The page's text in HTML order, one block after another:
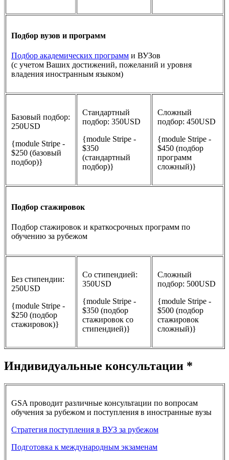
Подбор вузов и программ
Подбор академических программ и ВУЗов
(с учетом Ваших достижений, пожеланий и уровня
владения иностранным языком)
Базовый подбор:
250USD
{module Stripe -
$250 (базовый
подбор)}
Стандартный
подбор: 350USD
{module Stripe -
$350
(стандартный
подбор)}
Сложный
подбор: 450USD
{module Stripe -
$450 (подбор
программ
сложный)}
Подбор стажировок
Подбор стажировок и краткосрочных программ по
обучению за рубежом
Без стипендии:
250USD
{module Stripe -
$250 (подбор
стажировок)}
Со стипендией:
350USD
{module Stripe -
$350 (подбор
стажировок со
стипендией)}
Сложный
подбор: 500USD
{module Stripe -
$500 (подбор
стажировок
сложный)}
Индивидуальные консультации *
GSA проводит различные консультации по вопросам
обучения за рубежом и поступления в иностранные вузы
Стратегия поступления в ВУЗ за рубежом
Подготовка к международным экзаменам